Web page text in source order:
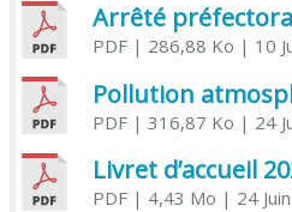
PDF| 286,88 Ko | 10
Pollution
PDF| 316,87 Ko | 24
Livret d’accueil
PDF| 4,43 Mo | 24